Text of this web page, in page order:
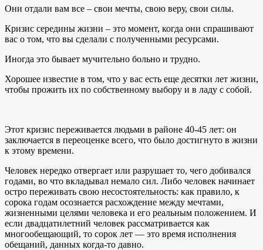
Они отдали вам все – свои мечты, свою веру, свои силы.
Кризис середины жизни – это момент, когда они спрашивают
вас о том, что вы сделали с полученными ресурсами.
Иногда это бывает мучительно больно и трудно.
Хорошее известие в том, что у вас есть еще десятки лет жизни,
чтобы прожить их по собственному выбору и в ладу с собой.
Этот кризис переживается людьми в районе 40-45 лет: он
заключается в переоценке всего, что было достигнуто в жизни
к этому времени.
Человек нередко отвергает или разрушает то, чего добивался
годами, во что вкладывал немало сил. Либо человек начинает
остро переживать свою несостоятельность: как правило, к
сорока годам осознается расхождение между мечтами,
жизненными целями человека и его реальным положением. И
если двадцатилетний человек рассматривается как
многообещающий, то сорок лет — это время исполнения
обещаний, данных когда-то давно.